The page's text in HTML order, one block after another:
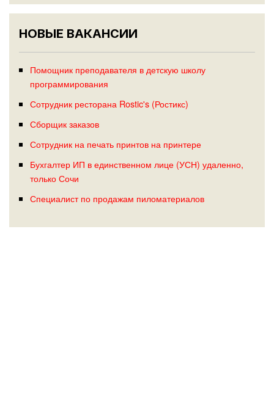
НОВЫЕ ВАКАНСИИ
Помощник преподавателя в детскую школу
программирования
Сотрудник ресторана Rostic's (Ростикс)
Сборщик заказов
Сотрудник на печать принтов на принтере
Бухгалтер ИП в единственном лице (УСН) удаленно,
только Сочи
Специалист по продажам пиломатериалов